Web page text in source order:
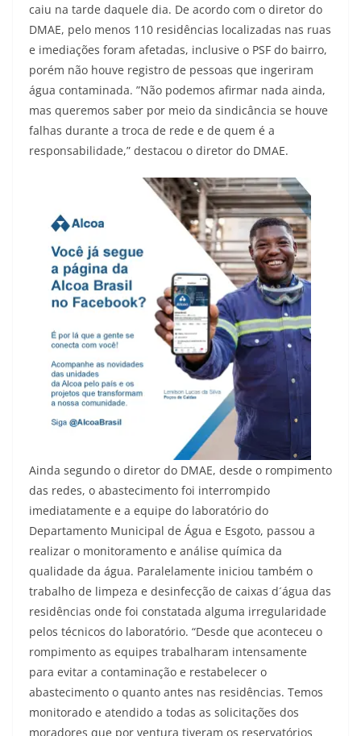
caiu na tarde daquele dia. De acordo com o diretor do
DMAE, pelo menos 110 residências localizadas nas ruas
e imediações foram afetadas, inclusive o PSF do bairro,
porém não houve registro de pessoas que ingeriram
água contaminada. ”Não podemos afirmar nada ainda,
mas queremos saber por meio da sindicância se houve
falhas durante a troca de rede e de quem é a
responsabilidade,” destacou o diretor do DMAE.
Ainda segundo o diretor do DMAE, desde o rompimento
das redes, o abastecimento foi interrompido
imediatamente e a equipe do laboratório do
Departamento Municipal de Água e Esgoto, passou a
realizar o monitoramento e análise química da
qualidade da água. Paralelamente iniciou também o
trabalho de limpeza e desinfecção de caixas d´água das
residências onde foi constatada alguma irregularidade
pelos técnicos do laboratório. “Desde que aconteceu o
rompimento as equipes trabalharam intensamente
para evitar a contaminação e restabelecer o
abastecimento o quanto antes nas residências. Temos
monitorado e atendido a todas as solicitações dos
moradores que por ventura tiveram os reservatórios